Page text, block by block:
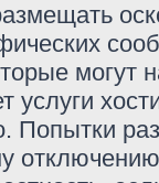
могут
услуги
Попытки